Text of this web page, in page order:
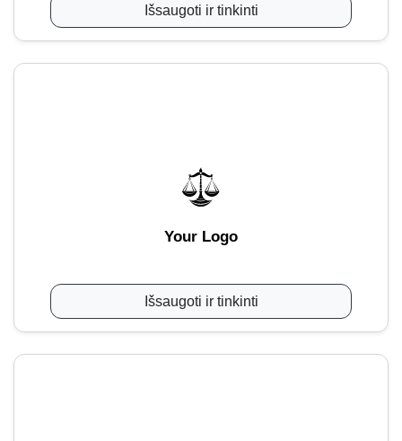
Išsaugoti ir tinkinti
Your Logo
Išsaugoti ir tinkinti